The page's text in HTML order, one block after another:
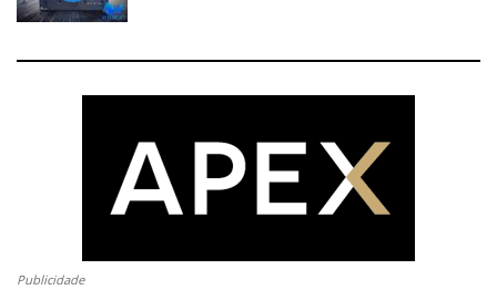
Publicidade